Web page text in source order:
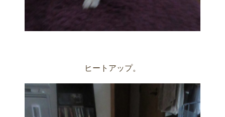
ヒートアップ。